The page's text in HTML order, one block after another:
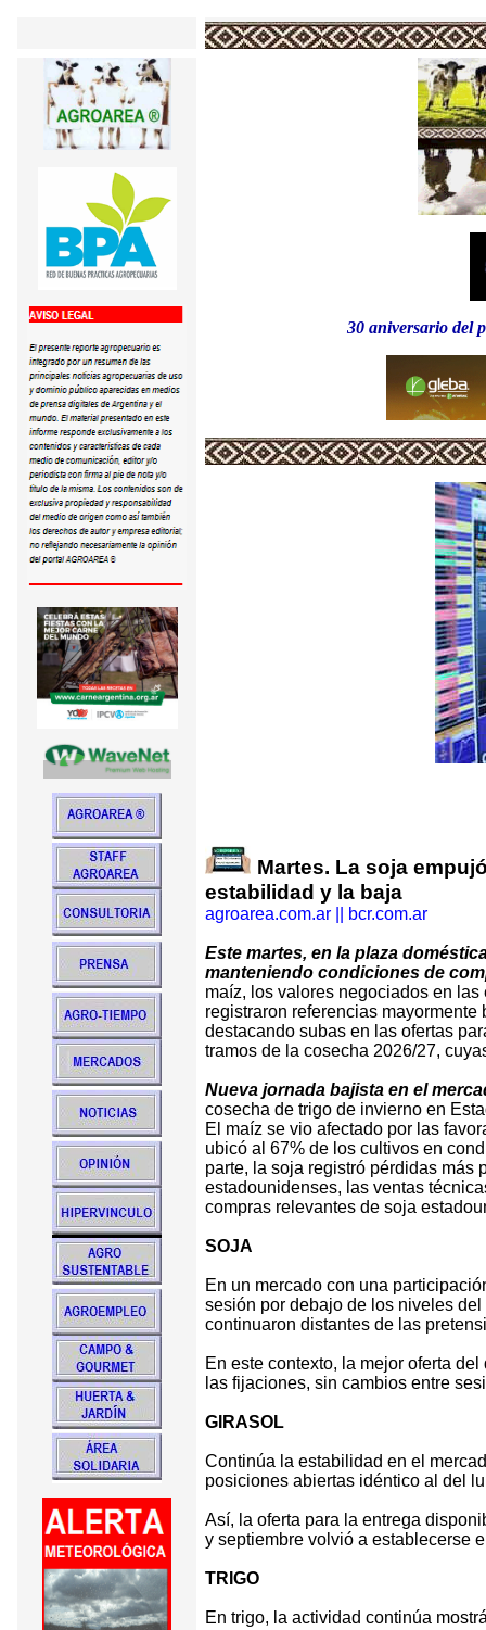
30 aniversario del
Martes. La soja
estabilidad y la baja
agroarea.com.ar || bcr.com.ar
Este martes, en la plaza
manteniendo condiciones de
maíz, los valores negociados en
registraron referencias
destacando subas en las ofertas
tramos de la cosecha 2026/27,
Nueva jornada bajista en el
cosecha de trigo de invierno en
El maíz se vio afectado por las
ubicó al 67% de los cultivos en
parte, la soja registró pérdidas más
estadounidenses, las ventas
compras relevantes de soja
SOJA
En un mercado con una
sesión por debajo de los niveles
continuaron distantes de las
En este contexto, la mejor oferta
las fijaciones, sin cambios entre
GIRASOL
Continúa la estabilidad en el
posiciones abiertas idéntico al del
Así, la oferta para la entrega
y septiembre volvió a establecerse
TRIGO
En trigo, la actividad continúa